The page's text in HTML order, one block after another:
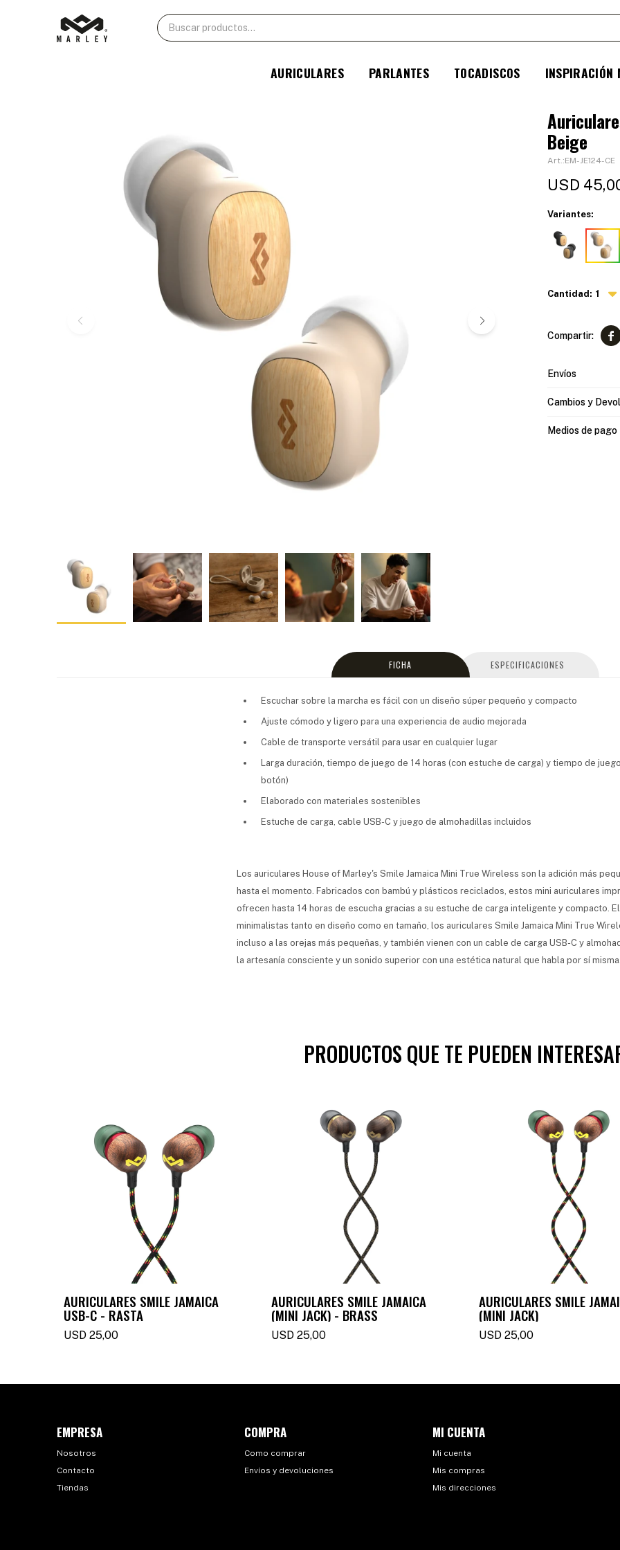
AURICULARES PARLANTES TOCADISCOS INSPIRACIÓN
Beige
EM-JE124-CE
USD
Variantes:
1

Envíos
Cambios y
Medios de pago
FICHA ESPECIFICACIONES
Escuchar sobre la marcha es fácil con un diseño súper pequeño y compacto
Ajuste cómodo y ligero para una experiencia de audio mejorada
Cable de transporte versátil para usar en cualquier lugar
Larga duración, tiempo de juego de 14 horas (con estuche de carga) y tiempo de
botón)
Elaborado con materiales sostenibles
Estuche de carga, cable USB-C y juego de almohadillas incluidos
Los auriculares House of Marley's Smile Jamaica Mini True Wireless son la adición más
hasta el momento. Fabricados con bambú y plásticos reciclados, estos mini auriculares
ofrecen hasta 14 horas de escucha gracias a su estuche de carga inteligente y compacto.
minimalistas tanto en diseño como en tamaño, los auriculares Smile Jamaica Mini True
incluso a las orejas más pequeñas, y también vienen con un cable de carga USB-C y
la artesanía consciente y un sonido superior con una estética natural que habla por sí misma.
PRODUCTOS QUE TE PUEDEN
AURICULARES SMILE JAMAICA
USB-C - RASTA
USD 25,00
AURICULARES SMILE JAMAICA
(MINI JACK) - BRASS
USD 25,00
AURICULARES SMILE
(MINI JACK)
USD 25,00
EMPRESA
Nosotros
Contacto
Tiendas
COMPRA
Como comprar
Envíos y devoluciones
MI CUENTA
Mi cuenta
Mis compras
Mis direcciones